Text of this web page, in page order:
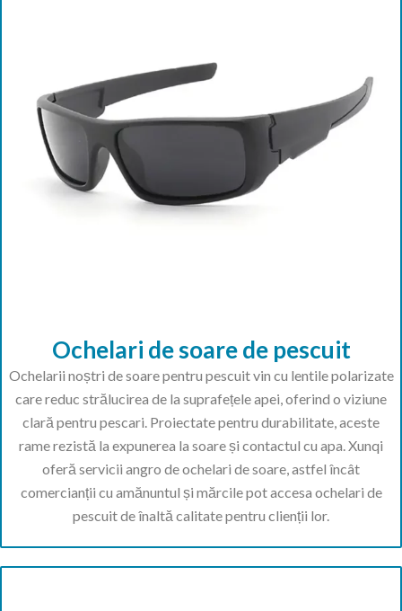
Ochelari de soare de pescuit
Ochelarii noștri de soare pentru pescuit vin cu lentile polarizate
care reduc strălucirea de la suprafețele apei, oferind o viziune
clară pentru pescari. Proiectate pentru durabilitate, aceste
rame rezistă la expunerea la soare și contactul cu apa. Xunqi
oferă servicii angro de ochelari de soare, astfel încât
comercianții cu amănuntul și mărcile pot accesa ochelari de
pescuit de înaltă calitate pentru clienții lor.